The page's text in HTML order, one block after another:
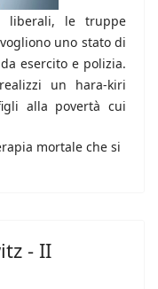
liberali, le truppe
uno stato di
esercito e polizia.
un hara-kiri
alla povertà cui
mortale che si
- II